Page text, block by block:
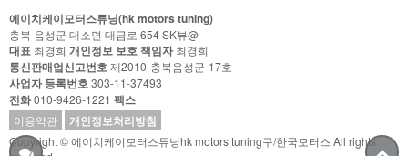
에이치케이모터스튜닝(hk motors tuning)
충북 음성군 대소면 대금로 654 SK뷰@
대표 최경희 개인정보 보호 책임자최경희
통신판매업신고번호제2010-충북음성군-17호
사업자 등록번호303-11-37493
전화010-9426-1221 팩스
이용약관 개인정보처리방침
Copyright © 에이치케이모터스튜닝hk motors tuning구/한국모터스 All rights